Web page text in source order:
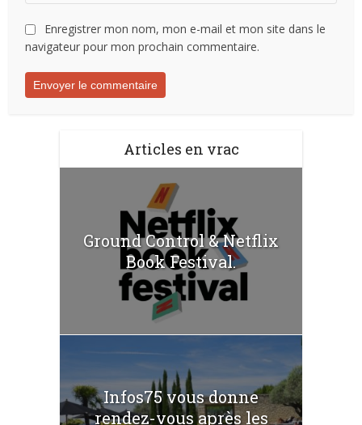
Enregistrer mon nom, mon e-mail et mon site dans le
navigateur pour mon prochain commentaire.
Articles en vrac
Ground Control & Netflix
Book Festival.
Infos75 vous donne
rendez-vous après les